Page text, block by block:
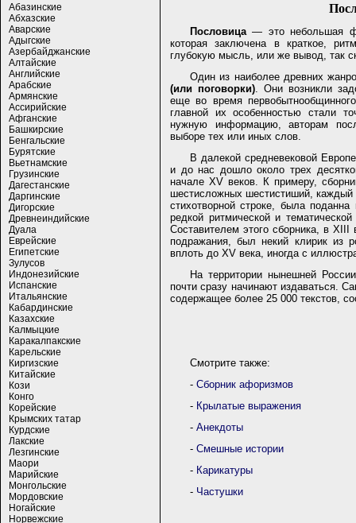
Абазинские
Абхазские
Аварские
Адыгские
Азербайджанские
Алтайские
Английские
Арабские
Армянские
Ассирийские
Афганские
Башкирские
Бенгальские
Бурятские
Вьетнамские
Грузинские
Дагестанские
Даргинские
Дигорские
Древнеиндийские
Дуала
Еврейские
Египетские
Зулусов
Индонезийские
Испанские
Итальянские
Кабардинские
Казахские
Калмыцкие
Каракалпакские
Карельские
Киргизские
Китайские
Кози
Конго
Корейские
Крымских татар
Курдские
Лакские
Лезгинские
Маори
Марийские
Монгольские
Мордовские
Ногайские
Норвежские
Пословица — это небольшая
которая заключена в краткое,
глубокую мысль, или же вывод, так
Один из наиболее древних
(или поговорки) . Они возникли
еще во время
главной их особенностью стали
нужную информацию, авторам
выборе тех или иных слов.
В далекой средневековой
и до нас дошло около трех
начале XV веков. К примеру,
шестисложных шестистиший, каждый
стихотворной строке, была
редкой ритмической и
Составителем этого сборника, в XIII
подражания, был некий клирик из
вплоть до XV века, иногда с
На территории нынешней
почти сразу начинают издаваться.
содержащее более 25 000 текстов,
Смотрите также:
- Сборник афоризмов
- Крылатые выражения
- Анекдоты
- Смешные истории
- Карикатуры
- Частушки